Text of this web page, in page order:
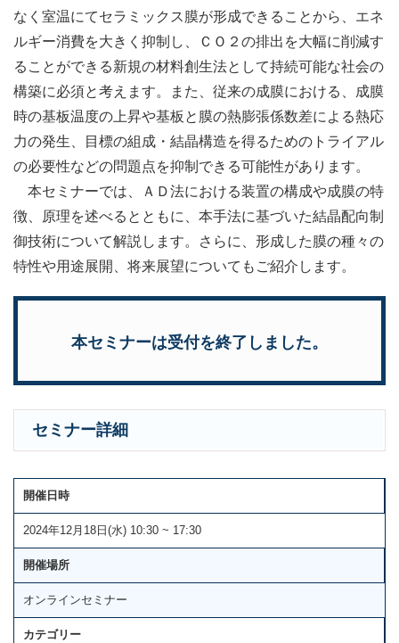
なく室温にてセラミックス膜が形成できることから、エネ
ルギー消費を大きく抑制し、ＣＯ２の排出を大幅に削減す
ることができる新規の材料創生法として持続可能な社会の
構築に必須と考えます。また、従来の成膜における、成膜
時の基板温度の上昇や基板と膜の熱膨張係数差による熱応
力の発生、目標の組成・結晶構造を得るためのトライアル
の必要性などの問題点を抑制できる可能性があります。
本セミナーでは、ＡＤ法における装置の構成や成膜の特
徴、原理を述べるとともに、本手法に基づいた結晶配向制
御技術について解説します。さらに、形成した膜の種々の
特性や用途展開、将来展望についてもご紹介します。
本セミナーは受付を終了しました。
セミナー詳細
開催日時
2024年12月18日(水) 10:30 ~ 17:30
開催場所
オンラインセミナー
カテゴリー